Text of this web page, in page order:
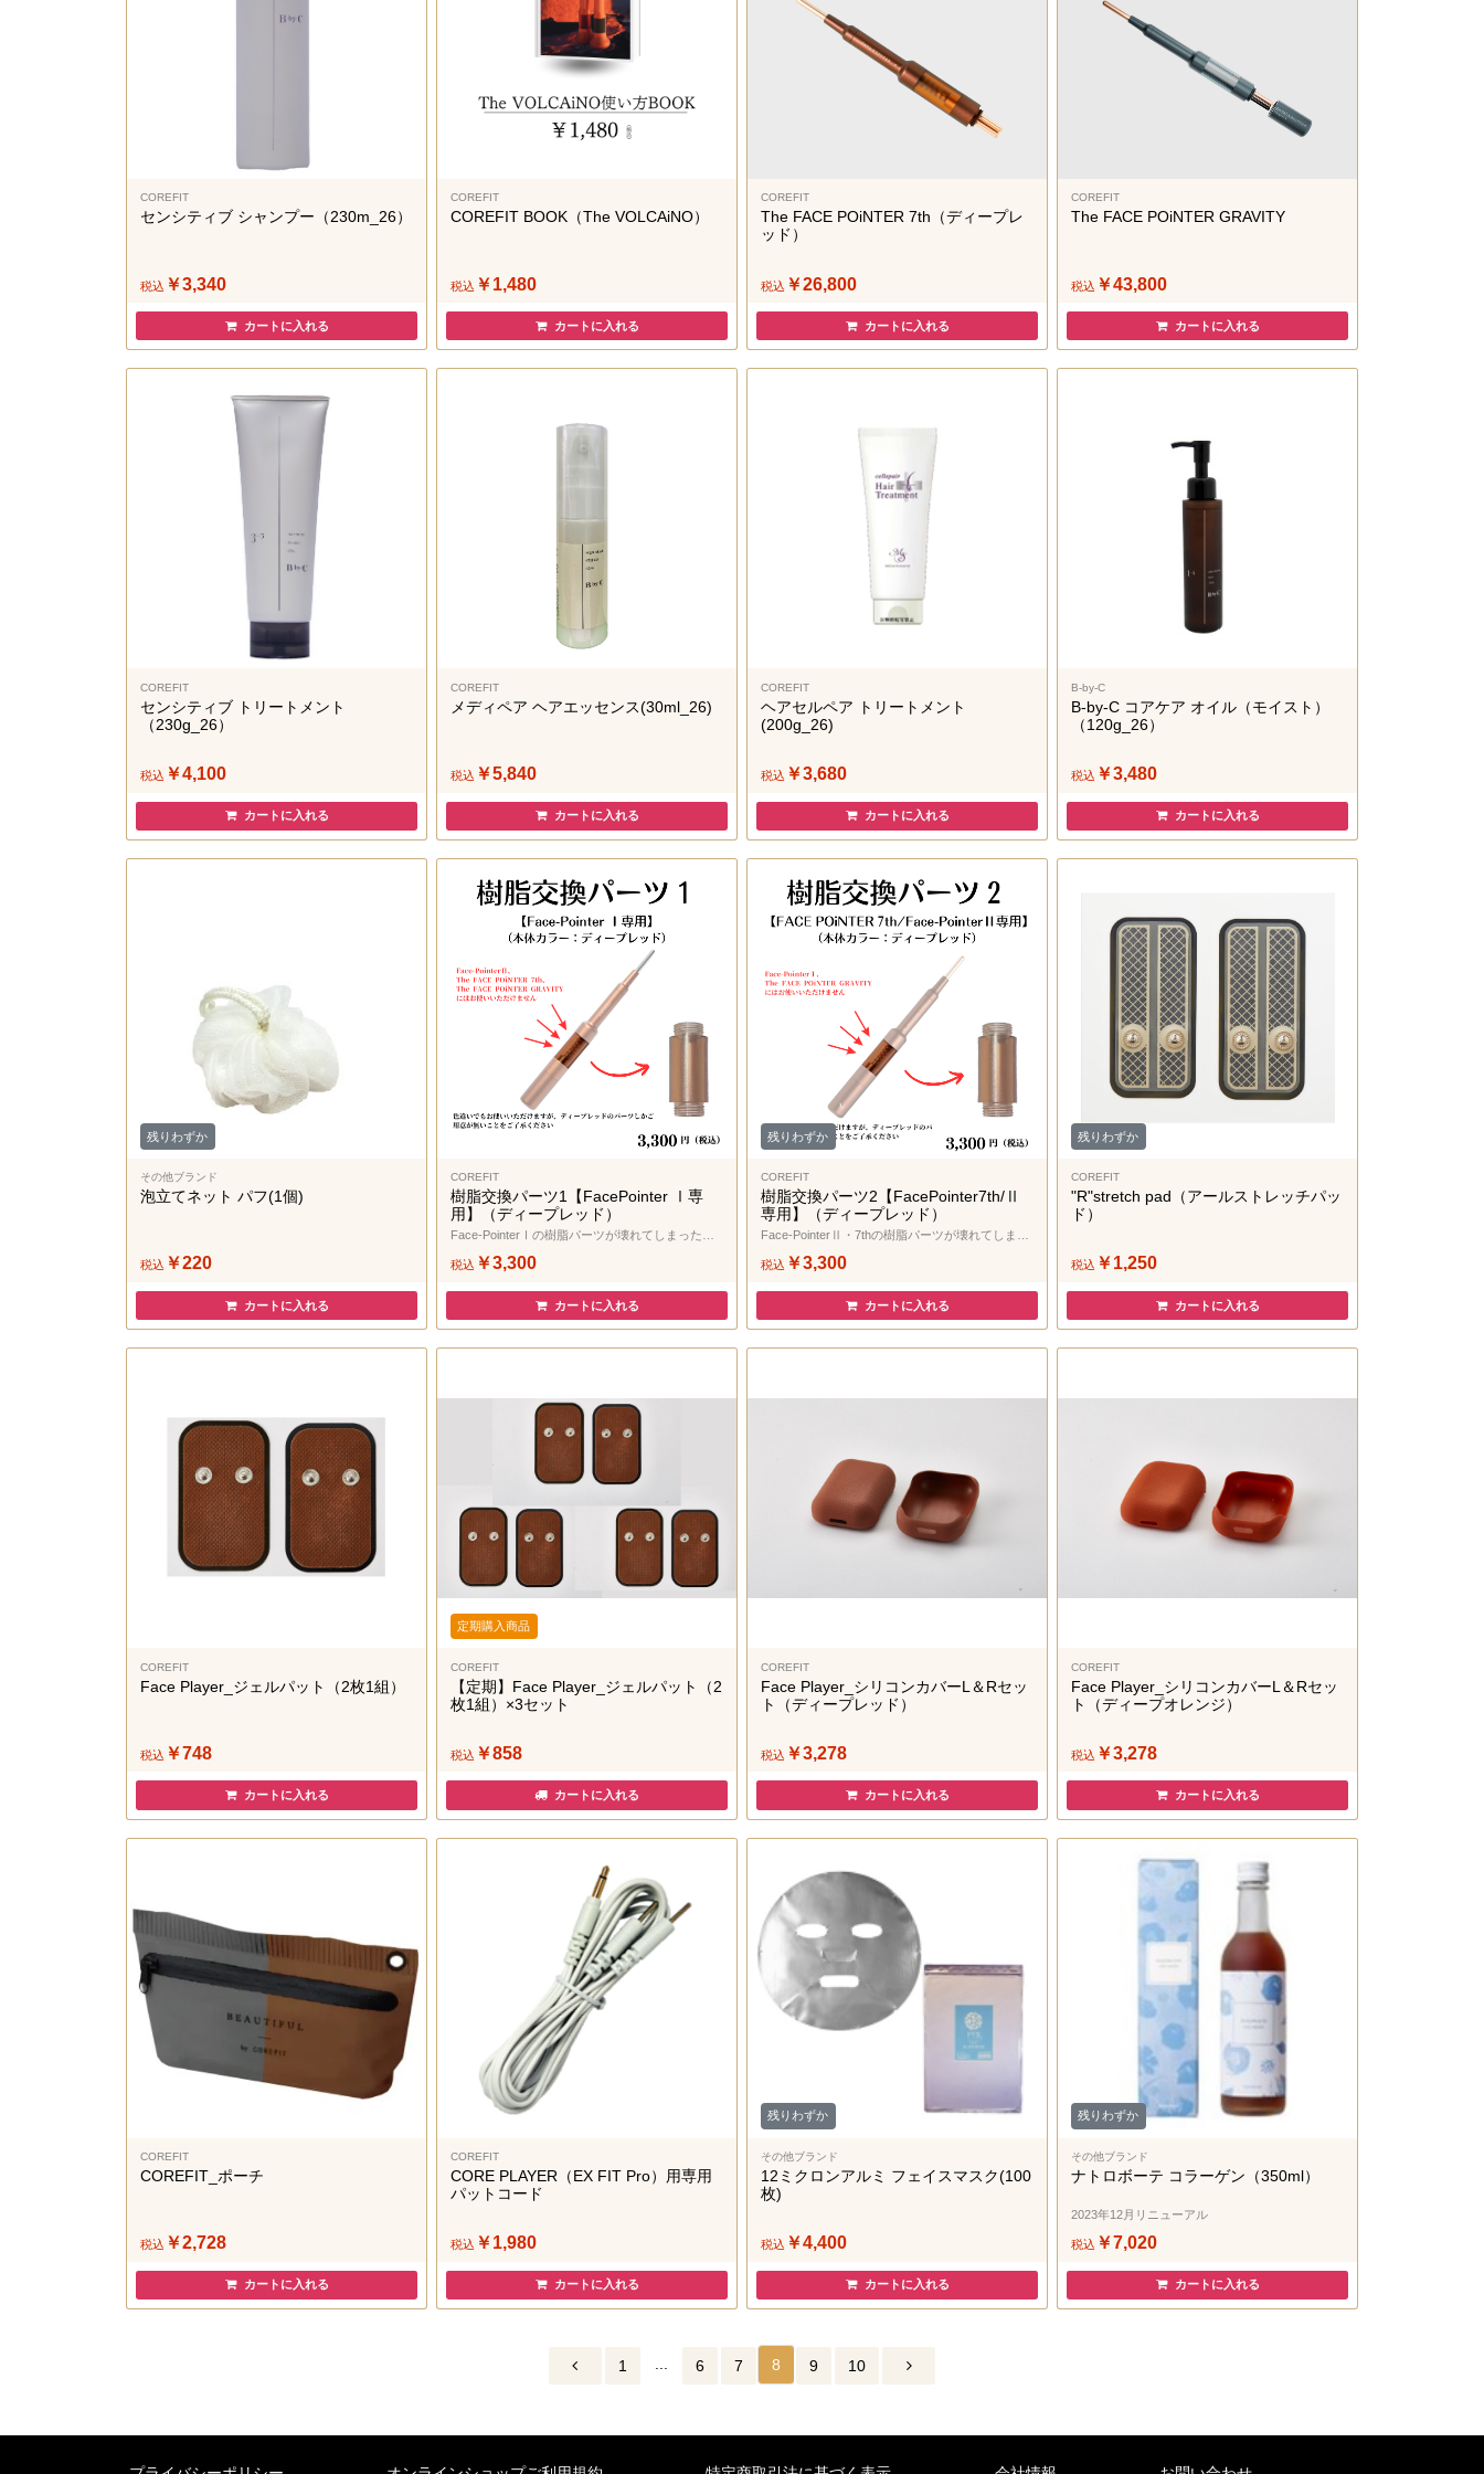
COREFIT
センシティブ シャンプー（230m_26）
税込 ￥3,340
カートに入れる
COREFIT
COREFIT BOOK（The VOLCAiNO）
税込 ￥1,480
カートに入れる
COREFIT
The FACE POiNTER 7th（ディープレ
ッド）
税込 ￥26,800
カートに入れる
COREFIT
The FACE POiNTER GRAVITY
税込 ￥43,800
カートに入れる
COREFIT
センシティブ トリートメント
（230g_26）
税込 ￥4,100
カートに入れる
COREFIT
メディペア ヘアエッセンス(30ml_26)
税込 ￥5,840
カートに入れる
COREFIT
ヘアセルペア トリートメント
(200g_26)
税込 ￥3,680
カートに入れる
B-by-C
B-by-C コアケア オイル（モイスト）
（120g_26）
税込 ￥3,480
カートに入れる
残りわずか
その他ブランド
泡立てネット パフ(1個)
税込 ￥220
カートに入れる
COREFIT
樹脂交換パーツ1【FacePointer Ⅰ専
用】（ディープレッド）
税込 ￥3,300
カートに入れる
残りわずか
COREFIT
樹脂交換パーツ2【FacePointer7th/Ⅱ
専用】（ディープレッド）
税込 ￥3,300
カートに入れる
残りわずか
COREFIT
"R"stretch pad（アールストレッチパッ
ド）
税込 ￥1,250
カートに入れる
COREFIT
Face Player_ジェルパット（2枚1組）
税込 ￥748
カートに入れる
定期購入商品
COREFIT
【定期】Face Player_ジェルパット（2
枚1組）×3セット
税込 ￥858
カートに入れる
COREFIT
Face Player_シリコンカバーL＆Rセッ
ト（ディープレッド）
税込 ￥3,278
カートに入れる
COREFIT
Face Player_シリコンカバーL＆Rセッ
ト（ディープオレンジ）
税込 ￥3,278
カートに入れる
COREFIT
COREFIT_ポーチ
税込 ￥2,728
カートに入れる
COREFIT
CORE PLAYER（EX FIT Pro）用専用
パットコード
税込 ￥1,980
カートに入れる
残りわずか
その他ブランド
12ミクロンアルミ フェイスマスク(100
枚)
税込 ￥4,400
カートに入れる
残りわずか
その他ブランド
ナトロボーテ コラーゲン（350ml）
2023年12月リニューアル
税込 ￥7,020
カートに入れる
1 6 7 8 9 10